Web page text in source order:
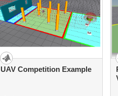
HUMUSOFT® MF 644
многофункциональная плата
ввода-вывода. Однако можно
адаптировать эту модель к другим
целям и платам захвата.
UAV Competition Example